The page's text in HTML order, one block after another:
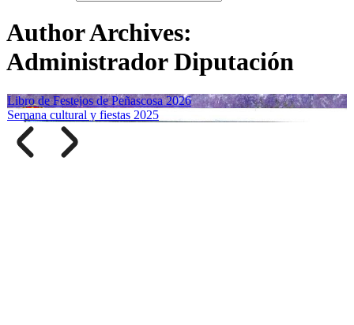
Author Archives:
Administrador Diputación
Libro de Festejos de Peñascosa 2026
Semana cultural y fiestas 2025